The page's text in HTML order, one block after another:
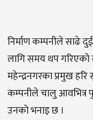
निर्माण कम्पनीले साढे
लागि समय थप
महेन्द्रनगरका प्रमुख
कम्पनीले चालु आवभित्र
उनको भनाइ छ ।